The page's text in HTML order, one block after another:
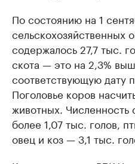
По состоянию на 1
сельскохозяйственных
содержалось 27,7 тыс.
скота — это на 2,3%
соответствующую дату
Поголовье коров
животных. Численность
более 1,07 тыс. голов,
овец и коз — 3,1 тыс.